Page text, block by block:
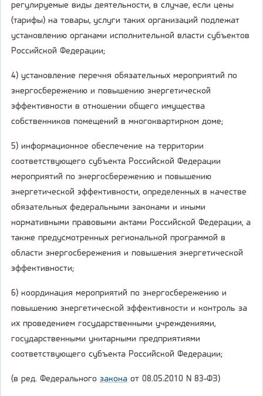
регулируемые виды деятельности, в случае, если цены
(тарифы) на товары, услуги таких организаций подлежат
установлению органами исполнительной власти субъектов
Российской Федерации;
4) установление перечня обязательных мероприятий по
энергосбережению и повышению энергетической
эффективности в отношении общего имущества
собственников помещений в многоквартирном доме;
5) информационное обеспечение на территории
соответствующего субъекта Российской Федерации
мероприятий по энергосбережению и повышению
энергетической эффективности, определенных в качестве
обязательных федеральными законами и иными
нормативными правовыми актами Российской Федерации, а
также предусмотренных региональной программой в
области энергосбережения и повышения энергетической
эффективности;
6) координация мероприятий по энергосбережению и
повышению энергетической эффективности и контроль за
их проведением государственными учреждениями,
государственными унитарными предприятиями
соответствующего субъекта Российской Федерации;
(в ред. Федерального закона от 08.05.2010 N 83-ФЗ)